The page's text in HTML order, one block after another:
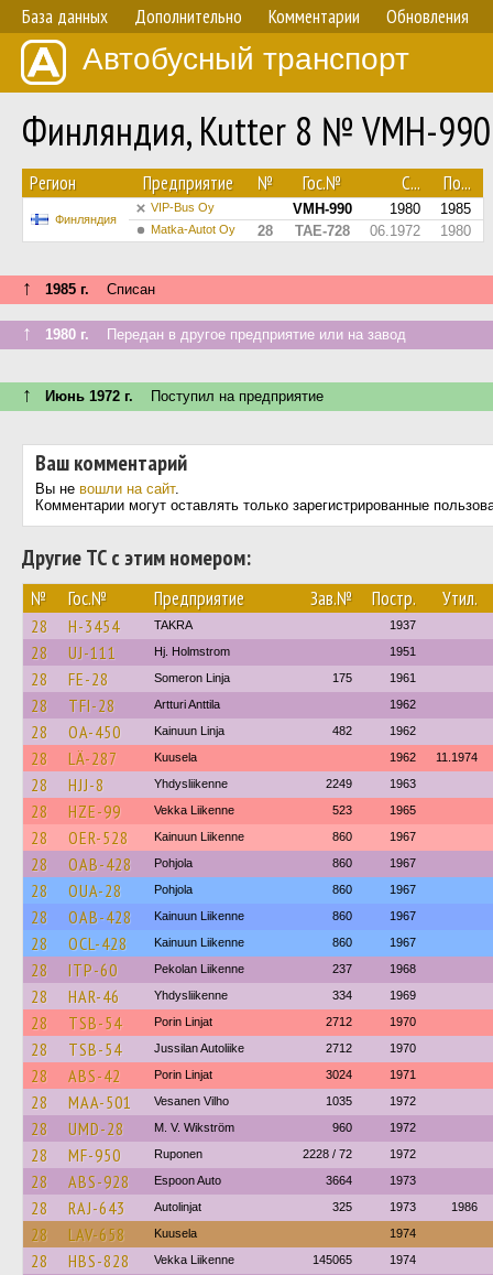
База данных Дополнительно Комментарии Обновления
Автобусный транспорт
Финляндия, Kutter 8 № VMH-990
Регион Предприятие № Гос.№ С... По...
Финляндия
VIP-Bus Oy VMH-990 1980 1985
Matka-Autot Oy 28 TAE-728 06.1972 1980
↑ 1985 г. Списан
↑ 1980 г. Передан в другое предприятие или на завод
↑ Июнь 1972 г. Поступил на предприятие
Ваш комментарий
Вы не вошли на сайт.
Комментарии могут оставлять только зарегистрированные
Другие ТС с этим номером:
№ Гос.№ Предприятие Зав.№ Постр. Утил.
28 H-3454 TAKRA 1937
28 UJ-111 Hj. Holmstrom 1951
28 FE-28 Someron Linja 175 1961
28 TFI-28 Artturi Anttila 1962
28 OA-450 Kainuun Linja 482 1962
28 LÄ-287 Kuusela 1962 11.1974
28 HJJ-8 Yhdysliikenne 2249 1963
28 HZE-99 Vekka Liikenne 523 1965
28 OER-528 Kainuun Liikenne 860 1967
28 OAB-428 Pohjola 860 1967
28 OUA-28 Pohjola 860 1967
28 OAB-428 Kainuun Liikenne 860 1967
28 OCL-428 Kainuun Liikenne 860 1967
28 ITP-60 Pekolan Liikenne 237 1968
28 HAR-46 Yhdysliikenne 334 1969
28 TSB-54 Porin Linjat 2712 1970
28 TSB-54 Jussilan Autoliike 2712 1970
28 ABS-42 Porin Linjat 3024 1971
28 MAA-501 Vesanen Vilho 1035 1972
28 UMD-28 M. V. Wikström 960 1972
28 MF-950 Ruponen 2228 / 72 1972
28 ABS-928 Espoon Auto 3664 1973
28 RAJ-643 Autolinjat 325 1973 1986
28 LAV-658 Kuusela 1974
28 HBS-828 Vekka Liikenne 145065 1974